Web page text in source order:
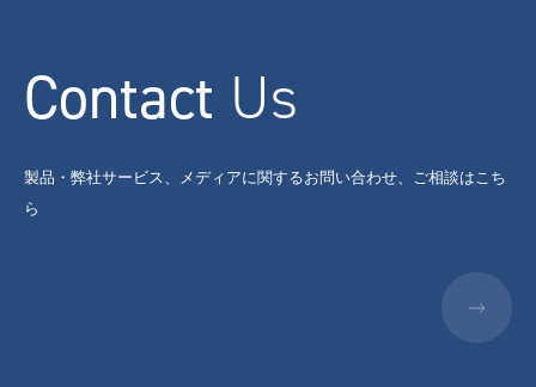
Contact Us
製品・弊社サービス、メディアに関するお問い合わせ、ご相談はこち
ら